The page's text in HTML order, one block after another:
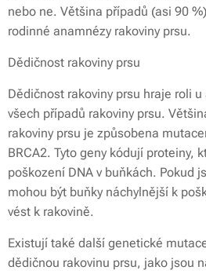
nebo ne. Většina případů (asi 90
rodinné anamnézy rakoviny prsu.
Dědičnost rakoviny prsu
Dědičnost rakoviny prsu hraje roli
všech případů rakoviny prsu.
rakoviny prsu je způsobena
BRCA2. Tyto geny kódují proteiny,
poškození DNA v buňkách. Pokud
mohou být buňky náchylnější k
vést k rakovině.
Existují také další genetické
dědičnou rakovinu prsu, jako jsou